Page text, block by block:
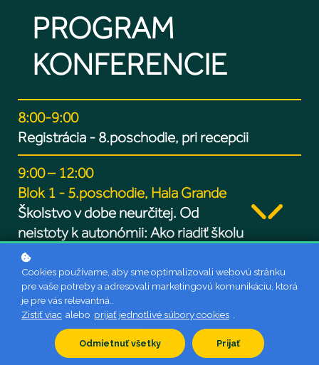
PROGRAM
KONFERENCIE
8:00-9:00
Registrácia - 8.poschodie, pri recepcii
9:00 – 12:00
Blok 1 - 5.poschodie, Hala Grande
Školstvo v dobe neurčitej. Od
neistoty k autonómii: Ako riadiť školu
pre novú generáciu
12.00 – 13:00
Obedná prestávka - 7.poschodie,
hotelová reštaurácia
Cookies používame, aby sme optimalizovali webovú stránku
pre vaše potreby a adresovali marketingovú komunikáciu, ktorá
je pre vás relevantná..
Zistiť viac alebo prijať jednotlivé súbory cookies
Odmietnuť všetky Prijať